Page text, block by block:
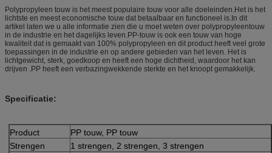
Polypropyleen touw is het meest populaire touw voor alle doeleinden.Het is het
lichtste en meest economische touw dat betaalbaar en functioneel is.In dit
artikel laten we u alle informatie zien die u moet weten over polypropyleentouw
in de industrie en het dagelijks leven.PP-touw is ook een touw van hoge
kwaliteit dat is gemaakt van 100% polypropyleen en dit product heeft veel grote
toepassingen in de industrie en op andere gebieden van het leven. Het is
lichtgewicht, sterk, goedkoop en heeft een hoge dichtheid, waardoor het kan
drijven .PP heeft een verbazingwekkende sterkte en het knoopt gemakkelijk.
Specificatie:
Product
PP touw, PP touw
Strengen
1 strengen, 2 strengen, 3 strengen